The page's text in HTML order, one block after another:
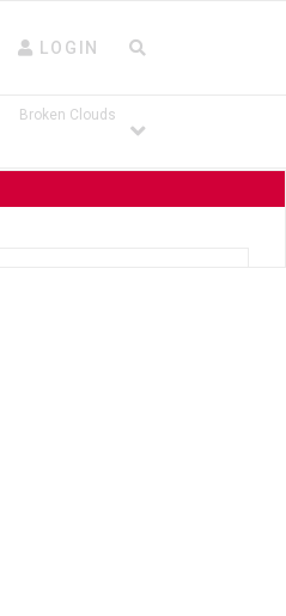
LOGIN
Broken Clouds